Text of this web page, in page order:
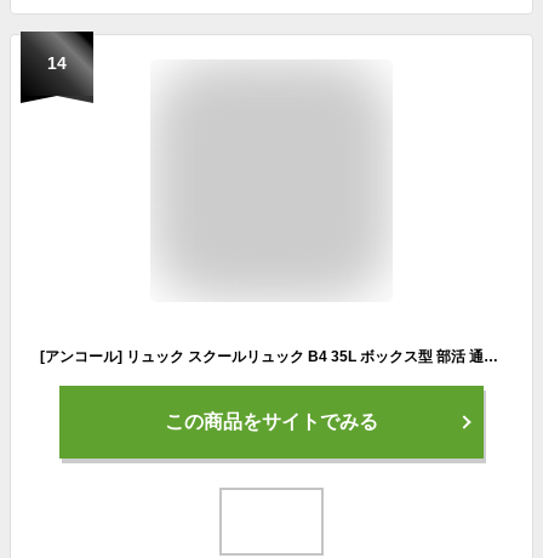
14
[アンコール] リュック スクールリュック B4 35L ボックス型 部活 通学リュック 大容量 中学生 高校生 女子 通学 スポーツ レディース メンズ おしゃれ かわいい A4 シンプル 撥水 (ブラック×パープル)
この商品をサイトでみる